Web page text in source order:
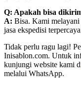
Q: Apakah bisa
A: Bisa. Kami
jasa ekspedisi
Tidak perlu ragu lagi!
Inisablon.com. Untuk
kunjungi website kami
melalui WhatsApp.